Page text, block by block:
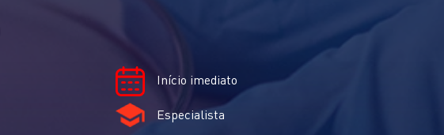
Início imediato
Especialista